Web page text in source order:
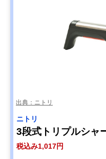
出典：ニトリ
ニトリ
3段式トリプルシャ
税込み1,017円